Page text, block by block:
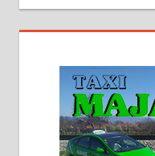
стамбене
2х150м2, две
грејање на
адресе. 063/71-